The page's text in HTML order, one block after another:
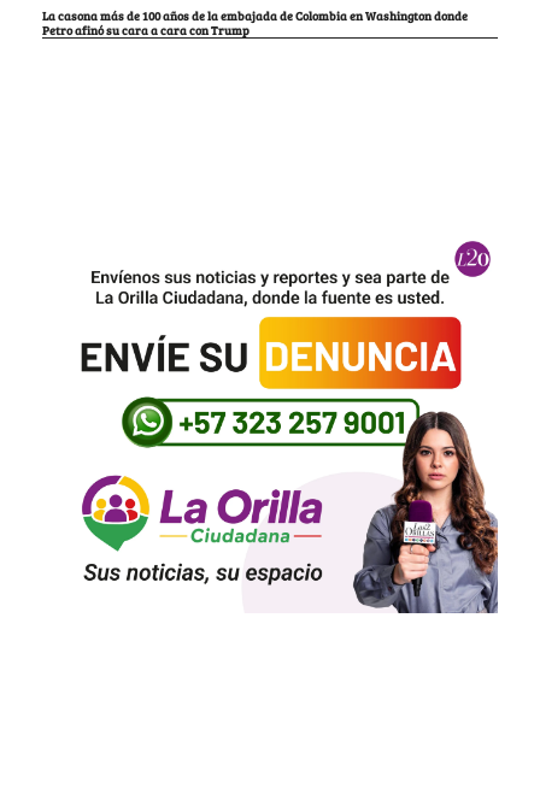
La casona más de 100 años de la embajada de Colombia en Washington donde
Petro afinó su cara a cara con Trump